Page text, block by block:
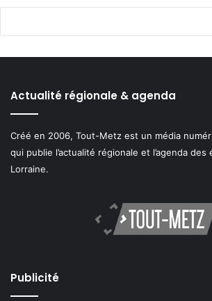
Actualité régionale & agenda
Créé en 2006, Tout-Metz est un média
qui publie l’actualité régionale et l’agenda
Lorraine.
Publicité